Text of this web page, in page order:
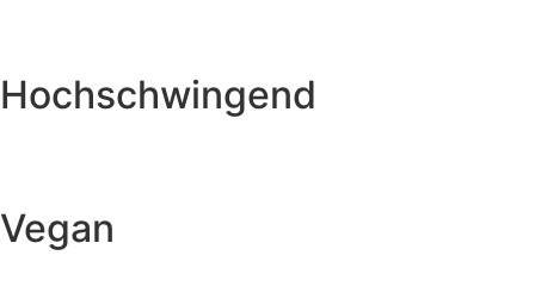
Hochschwingend
Vegan